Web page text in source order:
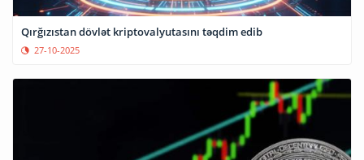
Qırğızıstan dövlət kriptovalyutasını təqdim edib
27-10-2025